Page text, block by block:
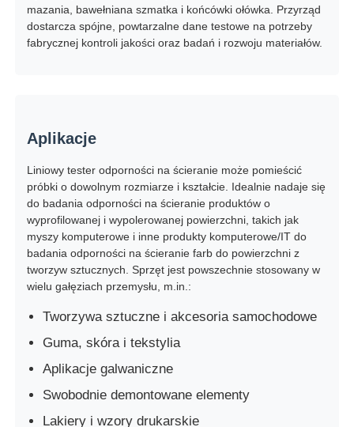
Komora do badań środowiskowych
maszyna do badania ścierania
sprzęt do badania gumy
Sprzęt do testowania obuwia
Sprzęt do badania materiałów budowlanych
Sprzęt do badania opakowań
Sprzęt do badań klejnotów
mazania, bawełniana szmatka i końcówki ołówka. Przyrząd
dostarcza spójne, powtarzalne dane testowe na potrzeby
fabrycznej kontroli jakości oraz badań i rozwoju materiałów.
Aplikacje
Liniowy tester odporności na ścieranie może pomieścić
próbki o dowolnym rozmiarze i kształcie. Idealnie nadaje się
do badania odporności na ścieranie produktów o
wyprofilowanej i wypolerowanej powierzchni, takich jak
myszy komputerowe i inne produkty komputerowe/IT do
badania odporności na ścieranie farb do powierzchni z
tworzyw sztucznych. Sprzęt jest powszechnie stosowany w
wielu gałęziach przemysłu, m.in.:
Tworzywa sztuczne i akcesoria samochodowe
Guma, skóra i tekstylia
Aplikacje galwaniczne
Swobodnie demontowane elementy
Lakiery i wzory drukarskie